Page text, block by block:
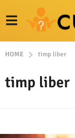
HOME timp liber
timp liber